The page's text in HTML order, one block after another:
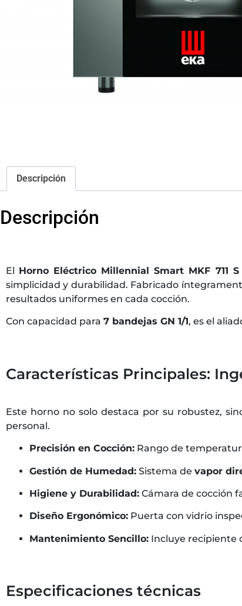
Descripción
Descripción
El Horno Eléctrico Millennial Smart MKF 711 S
simplicidad y durabilidad. Fabricado
resultados uniformes en cada cocción.
Con capacidad para 7 bandejas GN 1/1, es el
Características Principales:
Este horno no solo destaca por su robustez,
personal.
Precisión en Cocción: Rango de
Gestión de Humedad: Sistema de vapor
Higiene y Durabilidad: Cámara de cocción
Diseño Ergonómico: Puerta con vidrio
Mantenimiento Sencillo: Incluye recipiente
Especificaciones técnicas